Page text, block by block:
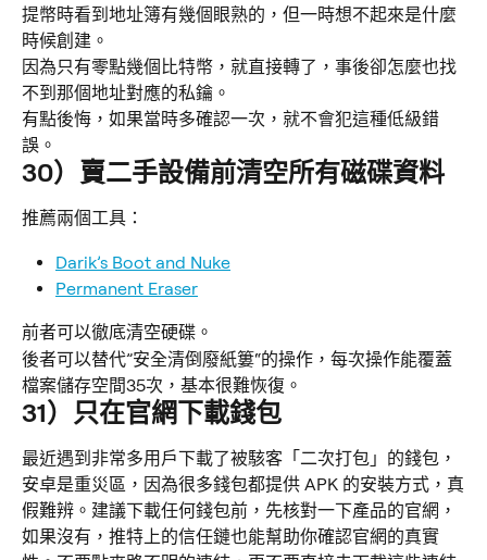
提幣時看到地址簿有幾個眼熟的，但一時想不起來是什麼
時候創建。
因為只有零點幾個比特幣，就直接轉了，事後卻怎麼也找
不到那個地址對應的私鑰。
有點後悔，如果當時多確認一次，就不會犯這種低級錯
誤。
30）賣二手設備前清空所有磁碟資料
推薦兩個工具：
Darik’s Boot and Nuke
Permanent Eraser
前者可以徹底清空硬碟。
後者可以替代”安全清倒廢紙簍“的操作，每次操作能覆蓋
檔案儲存空間35次，基本很難恢復。
31）只在官網下載錢包
最近遇到非常多用戶下載了被駭客「二次打包」的錢包，
安卓是重災區，因為很多錢包都提供 APK 的安裝方式，真
假難辨。建議下載任何錢包前，先核對一下產品的官網，
如果沒有，推特上的信任鏈也能幫助你確認官網的真實